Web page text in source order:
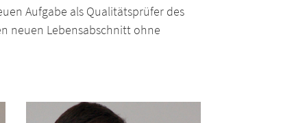
Aufgabe als Qualitätsprüfer des
neuen Lebensabschnitt ohne